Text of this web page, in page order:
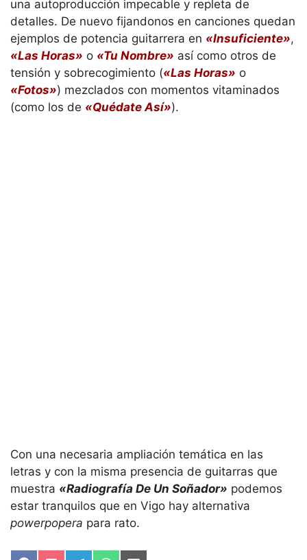
una autoproducción impecable y repleta de
detalles. De nuevo fijandonos en canciones quedan
ejemplos de potencia guitarrera en «Insuficiente»,
«Las Horas» o «Tu Nombre» así como otros de
tensión y sobrecogimiento («Las Horas» o
«Fotos») mezclados con momentos vitaminados
(como los de «Quédate Así»).
Con una necesaria ampliación temática en las
letras y con la misma presencia de guitarras que
muestra «Radiografía De Un Soñador» podemos
estar tranquilos que en Vigo hay alternativa
powerpopera para rato.